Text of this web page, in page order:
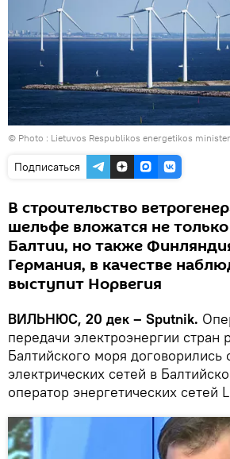
© Photo : Lietuvos Respublikos energetikos
Подписаться
В строительство
шельфе вложатся не
Балтии, но также
Германия, в качестве
выступит Норвегия
ВИЛЬНЮС, 20 дек – Sputnik.
передачи электроэнергии стран
Балтийского моря договорились
электрических сетей в
оператор энергетических сетей